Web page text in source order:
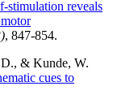
stimulation reveals
, 847-854.
& Kunde, W.
cues to